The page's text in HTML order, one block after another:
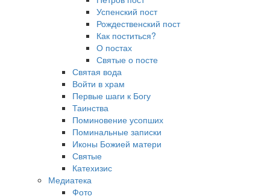
Успенский пост
Рождественский пост
Как поститься?
О постах
Святые о посте
Святая вода
Войти в храм
Первые шаги к Богу
Таинства
Поминовение усопших
Поминальные записки
Иконы Божией матери
Святые
Катехизис
Медиатека
Фото